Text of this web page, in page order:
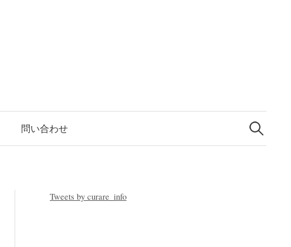
問い合わせ 索
Tweets by curare_info